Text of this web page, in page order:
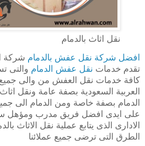
نقل اثاث بالدمام
افضل شركة نقل عفش بالدمام شركة
تقدم خدمات نقل عفش الدمام والتى
كافة خدمات نقل العفش من والى
العربية السعودية بصفة عامة ونقل
الدمام بصفة خاصة ومن الدمام الى
على ايدى افضل فريق مدرب ومؤهل
الادارى الذى يتابع عملية نقل الاثاث
الطرق التى ترضى جميع عملائنا